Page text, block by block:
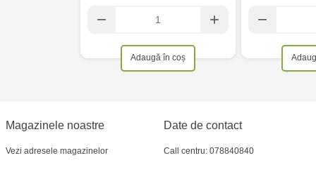
Adaugă în coș
Magazinele noastre
Vezi adresele magazinelor
Date de contact
Call centru: 078840840